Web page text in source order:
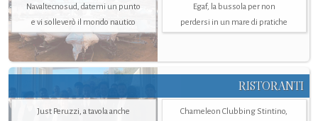
Navaltecnosud, datemi un punto
e vi solleverò il mondo nautico
Egaf, la bussola per non
perdersi in un mare di pratiche
RISTORANTI
Just Peruzzi, a tavola anche Chameleon Clubbing Stintino,